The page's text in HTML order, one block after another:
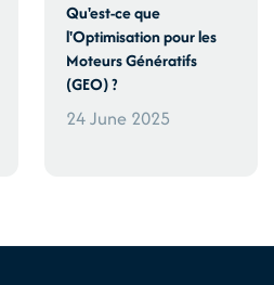
Qu'est-ce que
l'Optimisation pour les
Moteurs Génératifs
(GEO) ?
24 June 2025